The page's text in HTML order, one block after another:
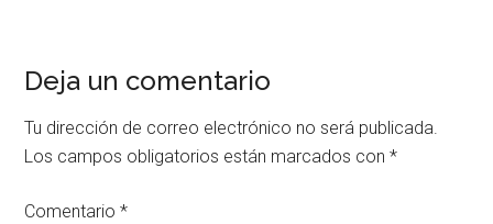
Deja un comentario
Tu dirección de correo electrónico no será publicada.
Los campos obligatorios están marcados con*
Comentario*